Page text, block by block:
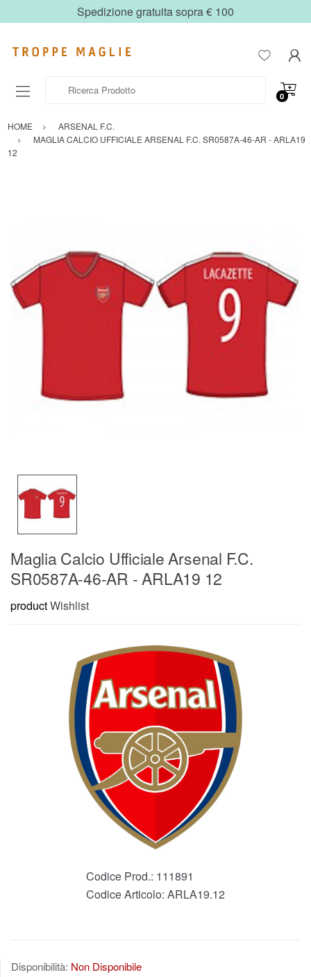
Spedizione gratuita sopra € 100
0
HOME
ARSENAL F.C.
MAGLIA CALCIO UFFICIALE ARSENAL F.C. SR0587A-46-AR - ARLA19
12
Maglia Calcio Ufficiale Arsenal F.C.
SR0587A-46-AR - ARLA19 12
productWishlist
Codice Prod.: 111891
Codice Articolo: ARLA19.12
Disponibilità: Non Disponibile